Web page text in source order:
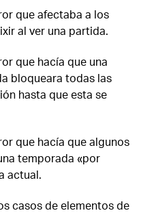
que afectaba a los
al ver una partida.
que hacía que una
bloqueara todas las
hasta que esta se
que hacía que algunos
temporada «por
actual.
casos de elementos de